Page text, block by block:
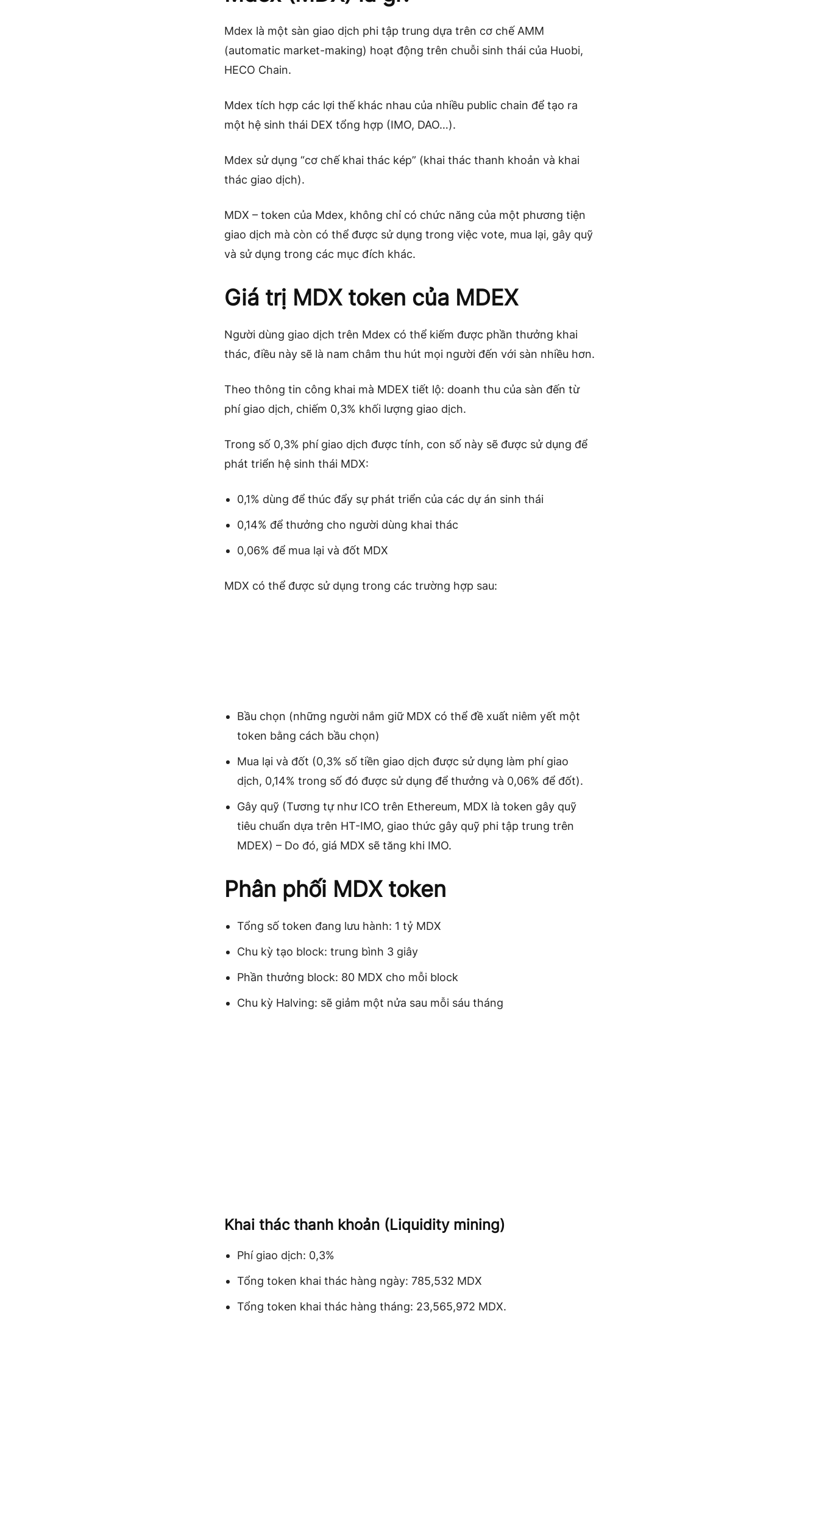
Mdex là một sàn giao dịch phi tập trung dựa trên cơ chế AMM
(automatic market-making) hoạt động trên chuỗi sinh thái của Huobi,
HECO Chain.
Mdex tích hợp các lợi thế khác nhau của nhiều public chain để tạo ra
một hệ sinh thái DEX tổng hợp (IMO, DAO…).
Mdex sử dụng “cơ chế khai thác kép” (khai thác thanh khoản và khai
thác giao dịch).
MDX – token của Mdex, không chỉ có chức năng của một phương tiện
giao dịch mà còn có thể được sử dụng trong việc vote, mua lại, gây quỹ
và sử dụng trong các mục đích khác.
Giá trị MDX token của MDEX
Người dùng giao dịch trên Mdex có thể kiếm được phần thưởng khai
thác, điều này sẽ là nam châm thu hút mọi người đến với sàn nhiều hơn.
Theo thông tin công khai mà MDEX tiết lộ: doanh thu của sàn đến từ
phí giao dịch, chiếm 0,3% khối lượng giao dịch.
Trong số 0,3% phí giao dịch được tính, con số này sẽ được sử dụng để
phát triển hệ sinh thái MDX:
0,1% dùng để thúc đẩy sự phát triển của các dự án sinh thái
0,14% để thưởng cho người dùng khai thác
0,06% để mua lại và đốt MDX
MDX có thể được sử dụng trong các trường hợp sau:
Bầu chọn (những người nắm giữ MDX có thể đề xuất niêm yết một
token bằng cách bầu chọn)
Mua lại và đốt (0,3% số tiền giao dịch được sử dụng làm phí giao
dịch, 0,14% trong số đó được sử dụng để thưởng và 0,06% để đốt).
Gây quỹ (Tương tự như ICO trên Ethereum, MDX là token gây quỹ
tiêu chuẩn dựa trên HT-IMO, giao thức gây quỹ phi tập trung trên
MDEX) – Do đó, giá MDX sẽ tăng khi IMO.
Phân phối MDX token
Tổng số token đang lưu hành: 1 tỷ MDX
Chu kỳ tạo block: trung bình 3 giây
Phần thưởng block: 80 MDX cho mỗi block
Chu kỳ Halving: sẽ giảm một nửa sau mỗi sáu tháng
Khai thác thanh khoản (Liquidity mining)
Phí giao dịch: 0,3%
Tổng token khai thác hàng ngày: 785,532 MDX
Tổng token khai thác hàng tháng: 23,565,972 MDX.